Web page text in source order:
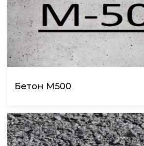
Бетон М500